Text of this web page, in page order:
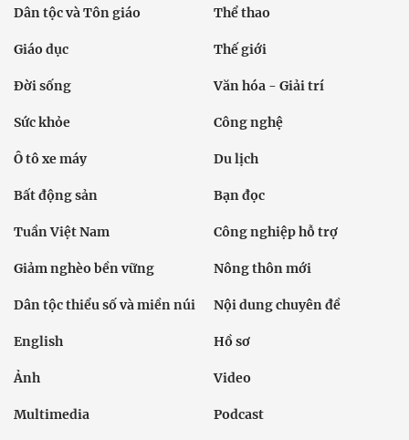
Dân tộc và Tôn giáo Thể thao
Giáo dục Thế giới
Đời sống Văn hóa - Giải trí
Sức khỏe Công nghệ
Ô tô xe máy Du lịch
Bất động sản Bạn đọc
Tuần Việt Nam Công nghiệp hỗ trợ
Giảm nghèo bền vững Nông thôn mới
Dân tộc thiểu số và miền núi Nội dung chuyên đề
English Hồ sơ
Ảnh Video
Multimedia Podcast